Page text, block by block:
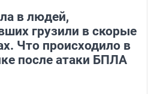
в людей,
грузили в скорые
Что происходило в
после атаки БПЛА